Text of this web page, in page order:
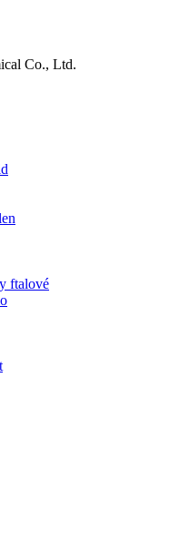
Co., Ltd.
ftalové